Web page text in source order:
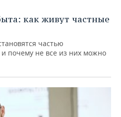
как живут частные
частью
почему не все из них можно